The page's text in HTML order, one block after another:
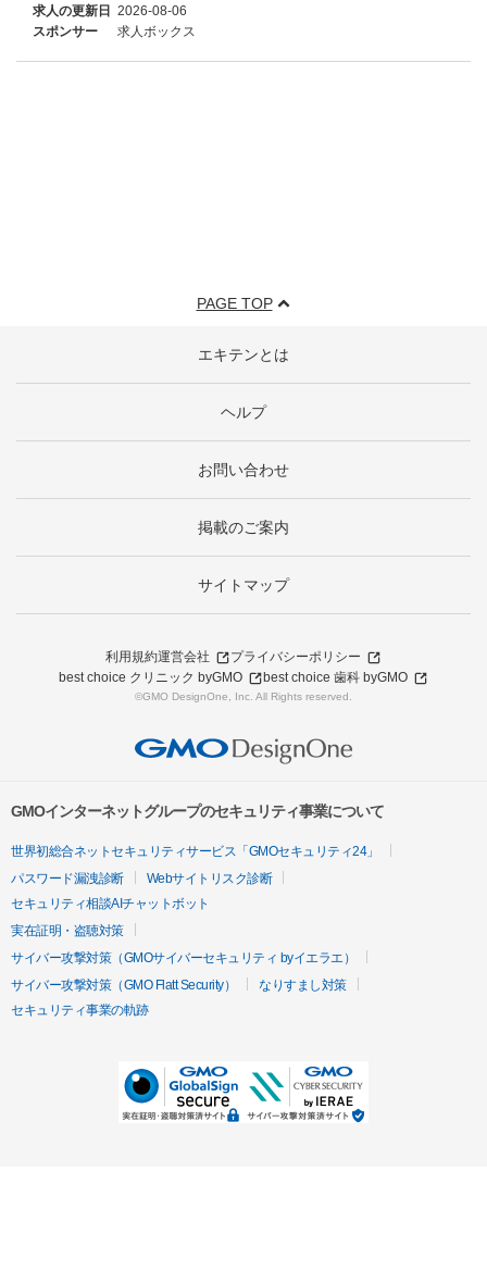
求人の更新日 2026-08-06
スポンサー
求人ボックス
PAGE TOP
エキテンとは
ヘルプ
お問い合わせ
掲載のご案内
サイトマップ
利用規約運営会社
プライバシーポリシー
best choice クリニック byGMO
best choice 歯科 byGMO
©GMO DesignOne, Inc. All Rights reserved.
GMOインターネットグループのセキュリティ事業について
世界初総合ネットセキュリティサービス「GMOセキュリティ24」
パスワード漏洩診断
Webサイトリスク診断
セキュリティ相談AIチャットボット
実在証明・盗聴対策
サイバー攻撃対策（GMOサイバーセキュリティ byイエラエ）
サイバー攻撃対策（GMO Flatt Security）
なりすまし対策
セキュリティ事業の軌跡